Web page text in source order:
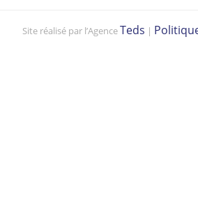
Site réalisé par l’AgenceTeds |